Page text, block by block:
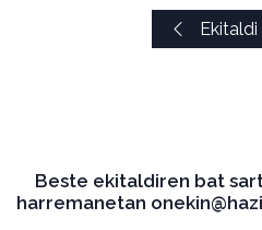
Beste ekitaldiren bat
harremanetan